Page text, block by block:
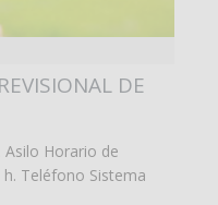
DE
Asilo Horario de
Teléfono Sistema